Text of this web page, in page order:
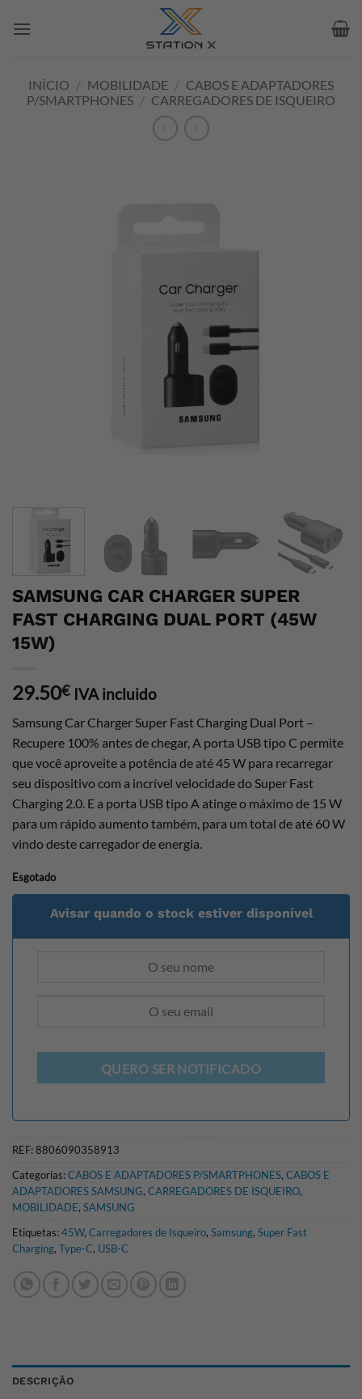
INÍCIO / MOBILIDADE / CABOS E ADAPTADORES
P/SMARTPHONES / CARREGADORES DE ISQUEIRO
SAMSUNG CAR CHARGER SUPER
FAST CHARGING DUAL PORT (45W
15W)
29.50€ IVA incluido
Samsung Car Charger Super Fast Charging Dual Port –
Recupere 100% antes de chegar, A porta USB tipo C permite
que você aproveite a potência de até 45 W para recarregar
seu dispositivo com a incrível velocidade do Super Fast
Charging 2.0. E a porta USB tipo A atinge o máximo de 15 W
para um rápido aumento também, para um total de até 60 W
vindo deste carregador de energia.
Esgotado
Avisar quando o stock estiver disponível
QUERO SER NOTIFICADO
REF:8806090358913
Categorias:CABOS E ADAPTADORES P/SMARTPHONES, CABOS E
ADAPTADORES SAMSUNG, CARREGADORES DE ISQUEIRO,
MOBILIDADE, SAMSUNG
Etiquetas:45W, Carregadores de Isqueiro, Samsung, Super Fast
Charging, Type-C, USB-C
DESCRIÇÃO